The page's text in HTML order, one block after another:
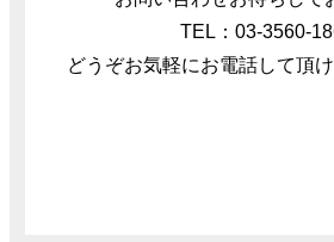
TEL：03-3560-
どうぞお気軽にお電話して頂